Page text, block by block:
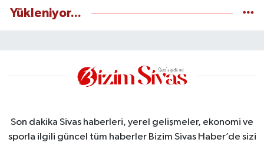
Yükleniyor...
Son dakika Sivas haberleri, yerel gelişmeler, ekonomi ve
sporla ilgili güncel tüm haberler Bizim Sivas Haber’de sizi